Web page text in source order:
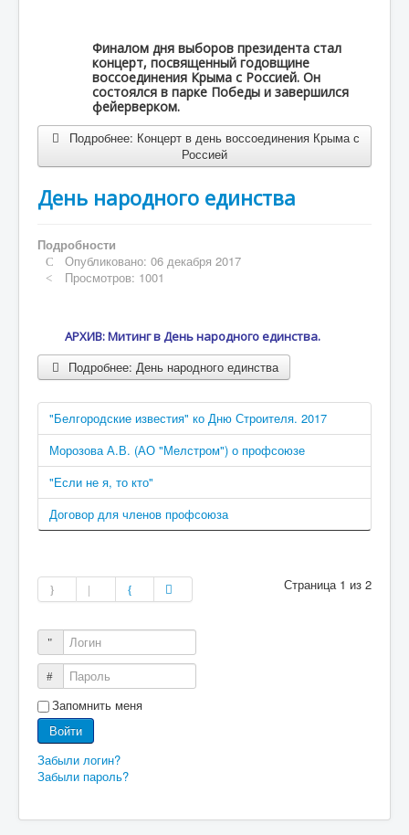
Финалом дня выборов президента стал
концерт, посвященный годовщине
воссоединения Крыма с Россией. Он
состоялся в парке Победы и завершился
фейерверком.
Подробнее: Концерт в день воссоединения Крыма с
Россией
День народного единства
Подробности
Опубликовано: 06 декабря 2017
Просмотров: 1001
АРХИВ: Митинг в День народного единства.
Подробнее: День народного единства
"Белгородские известия" ко Дню Строителя. 2017
Морозова А.В. (АО "Мелстром") о профсоюзе
"Если не я, то кто"
Договор для членов профсоюза
Страница 1 из 2
Логин
Пароль
Запомнить меня
Войти
Забыли логин?
Забыли пароль?